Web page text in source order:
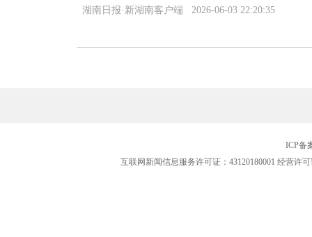
湖南日报·新湖南客户端 2026-06-03 22:20:35
ICP备
互联网新闻信息服务许可证：43120180001 经营许可